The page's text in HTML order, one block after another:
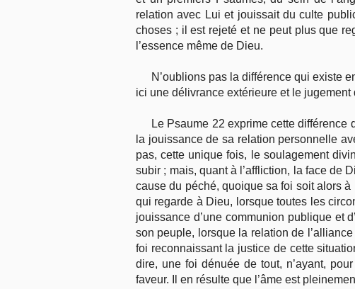
relation avec Lui et jouissait du culte
choses ; il est rejeté et ne peut plus que
l’essence même de Dieu.
N’oublions pas la différence qui existe
ici une délivrance extérieure et le jugement
Le Psaume 22 exprime cette différence
la jouissance de sa relation personnelle
pas, cette unique fois, le soulagement
subir ; mais, quant à l’affliction, la face de
cause du péché, quoique sa foi soit alors
qui regarde à Dieu, lorsque toutes les
jouissance d’une communion publique et
son peuple, lorsque la relation de
foi reconnaissant la justice de cette
dire, une foi dénuée de tout, n’ayant,
faveur. Il en résulte que l’âme est